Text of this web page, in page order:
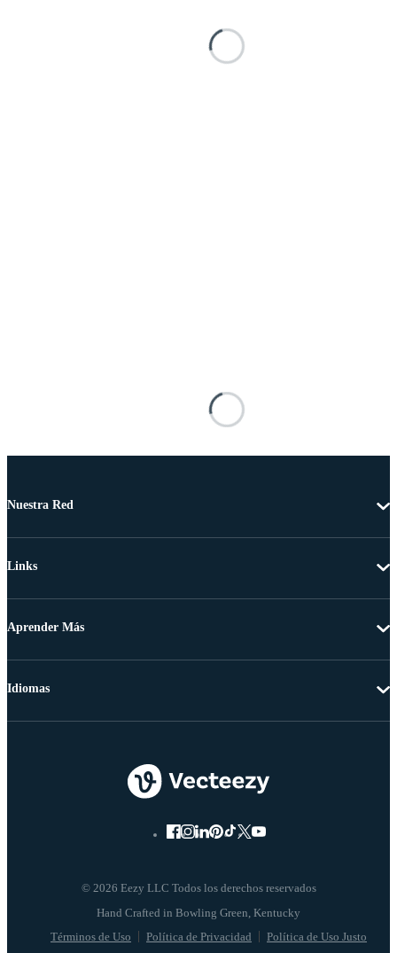
Nuestra Red
Links
Aprender Más
© 2026 Eezy LLC Todos los derechos reservados
Términos de Uso Política de Privacidad Política de Uso Justo
Idiomas